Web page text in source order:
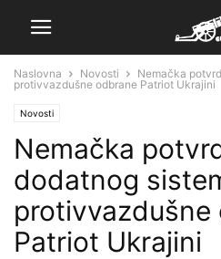
Naslovna Novosti
Nemačka
protivvazdušne odbrane Patriot Ukrajini
Novosti
Nemačka
dodatnog
protivvazdušne
Patriot Ukrajini